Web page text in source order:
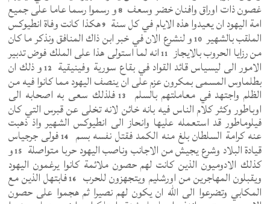
غصون ذات اوراق وافنان خضر وسعف 8 و رسموا رسما عاما على جميع
امة اليهود ان يعيدوا هذه الايام في كل سنة 9 هكذا كانت وفاة انطيوكس
الملقب بالشهير 10 و لنشرع الان في خبر ابن ذاك المنافق ونذكر ما كان
من رزايا الحروب بالايجاز انه لما استولى هذا على الملك فوض تدبير
الامور الى ليسياس قائد القواد في بقاع سورية وفينيقية و ذلك ان
بطلماوس المسمى بمكرون عزم على ان ينصف اليهود مما كانوا فيه من
الظلم واجتهد في معاملتهم بالسلم 13 فلذلك سعى به اصحابه الى
اوباطور وكثر كلام الناس فيه بانه خائن لانه تخلى عن قبرس التي كان
فيلوماطور قد استعمله عليها وانحاز الى انطيوكس الشهير واذ ذهبت
عنه كرامة السلطان بلغ منه الكمد فقتل نفسه بسم 14 فولى جرجياس
قيادة البلاد وشرع يجيش من الاجانب وناصب اليهود حربا متواصلة و
كذلك الادوميون الذين كانت لهم حصون ملائمة كانوا يرغمون اليهود
ويقبلون المهاجرين من اورشليم ويتجهزون للحرب فابتهل الذين مع
المكابي وتضرعوا الى الله ان يكون لهم نصيرا ثم هجموا على حصون